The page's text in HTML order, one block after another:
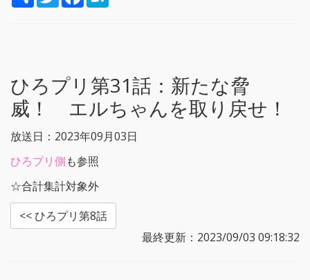
ひろプリ第31話： 新たな脅
威！ エルちゃんを取り戻せ！
放送日：2023年09月03日
ひろプリ側も参照
☆合計集計対象外
<< ひろプリ第8話
最終更新：2023/09/03 09:18:32